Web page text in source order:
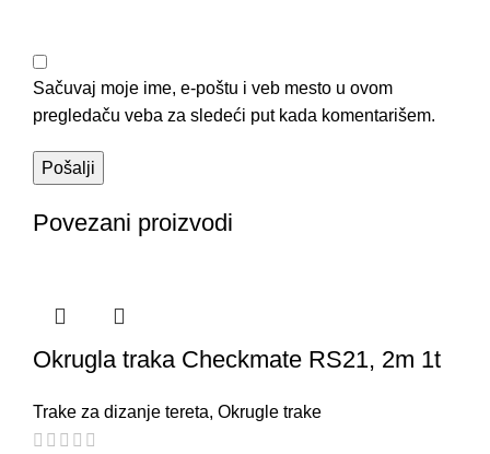
Sačuvaj moje ime, e-poštu i veb mesto u ovom
pregledaču veba za sledeći put kada komentarišem.
Povezani proizvodi
Okrugla traka Checkmate RS21, 2m 1t
Trake za dizanje tereta, Okrugle trake